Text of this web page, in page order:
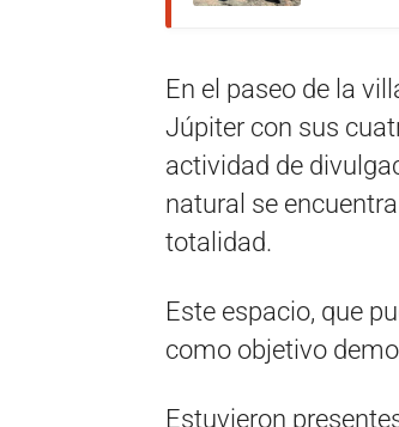
En el paseo de la
Júpiter con sus
actividad de
natural se
totalidad.
Este espacio, que
como objetivo
Estuvieron